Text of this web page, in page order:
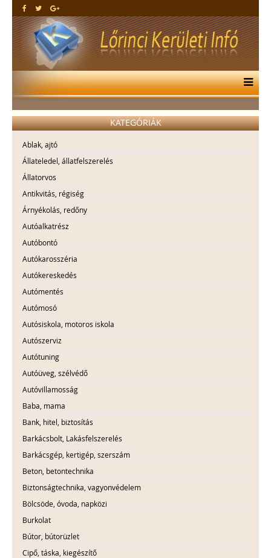
KATEGÓRIÁK
Ablak, ajtó
Állateledel, állatfelszerelés
Állatorvos
Antikvitás, régiség
Árnyékolás, redőny
Autóalkatrész
Autóbontó
Autókarosszéria
Autókereskedés
Autómentés
Autómosó
Autósiskola, motoros iskola
Autószerviz
Autótuning
Autóüveg, szélvédő
Autóvillamosság
Baba, mama
Bank, hitel, biztosítás
Barkácsbolt, Lakásfelszerelés
Barkácsgép, kertigép, szerszám
Beton, betontechnika
Biztonságtechnika, vagyonvédelem
Bölcsöde, óvoda, napközi
Burkolat
Bútor, bútorüzlet
Cipő, táska, kiegészítő